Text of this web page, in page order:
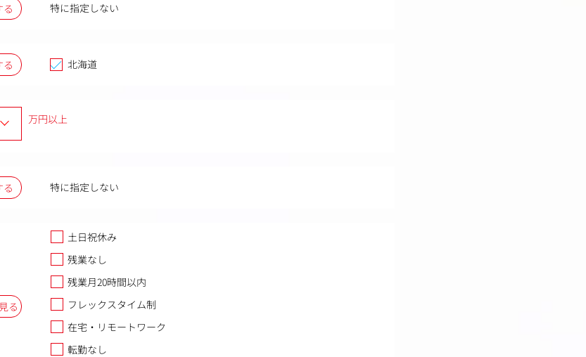
る 特に指定しない
る 北海道
万円以上
る 特に指定しない
る
土日祝休み
残業なし
残業月20時間以内
フレックスタイム制
在宅・リモートワーク
転勤なし